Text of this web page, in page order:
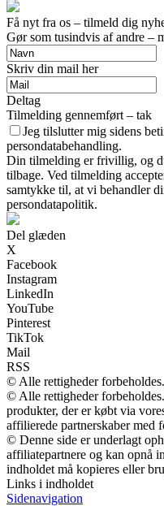
Få nyt fra os – tilmeld dig
Gør som tusindvis af andre –
Skriv din mail her
Deltag
Tilmelding gennemført – tak
Jeg tilslutter mig sidens
persondatabehandling.
Din tilmelding er frivillig, og
tilbage. Ved tilmelding
samtykke til, at vi behandler
persondatapolitik.
Del glæden
X
Facebook
Instagram
LinkedIn
YouTube
Pinterest
TikTok
Mail
RSS
© Alle rettigheder forbeholdes.
© Alle rettigheder
produkter, der er købt via
affilierede partnerskaber med
© Denne side er underlagt
affiliatepartnere og kan opnå
indholdet må kopieres eller
Links i indholdet
Sidenavigation